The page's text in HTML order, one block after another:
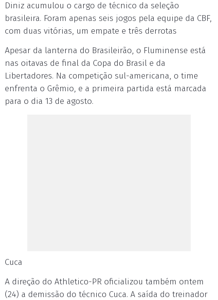
Diniz acumulou o cargo de técnico da seleção
brasileira. Foram apenas seis jogos pela equipe da CBF,
com duas vitórias, um empate e três derrotas
Apesar da lanterna do Brasileirão, o Fluminense está
nas oitavas de final da Copa do Brasil e da
Libertadores. Na competição sul-americana, o time
enfrenta o Grêmio, e a primeira partida está marcada
para o dia 13 de agosto.
Cuca
A direção do Athletico-PR oficializou também ontem
(24) a demissão do técnico Cuca. A saída do treinador